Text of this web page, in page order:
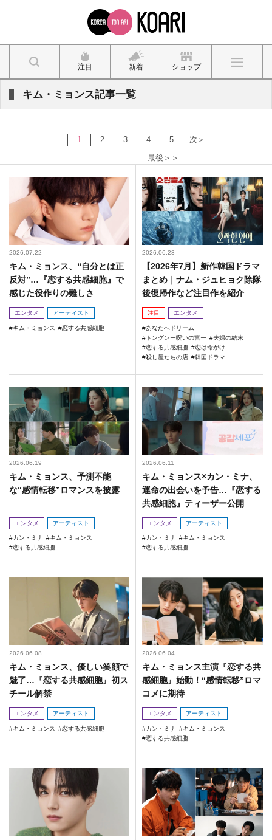
注目 新着 ショップ
キム・ミョンス記事一覧
1 2 3 4 5
次＞
最後＞＞
2026.07.22
キム・ミョンス、“自分とは正
反対”…『恋する共感細胞』で
感じた役作りの難しさ
エンタメ アーティスト
キム・ミョンス 恋する共感細胞
2026.06.23
【2026年7月】新作韓国ドラマ
まとめ｜ナム・ジュヒョク除隊
後復帰作など注目作を紹介
注目 エンタメ
あなたへドリーム
トングンー呪いの宮ー
夫婦の結末
恋する共感細胞
恋は命がけ
殺し屋たちの店
韓国ドラマ
2026.06.19
キム・ミョンス、予測不能
な“感情転移”ロマンスを披露
エンタメ アーティスト
カン・ミナ
キム・ミョンス
恋する共感細胞
2026.06.11
キム・ミョンス×カン・ミナ、
運命の出会いを予告…『恋する
共感細胞』ティーザー公開
エンタメ アーティスト
カン・ミナ
キム・ミョンス
恋する共感細胞
2026.06.08
キム・ミョンス、優しい笑顔で
魅了…『恋する共感細胞』初ス
チール解禁
エンタメ アーティスト
キム・ミョンス 恋する共感細胞
2026.06.04
キム・ミョンス主演『恋する共
感細胞』始動！“感情転移”ロマ
コメに期待
エンタメ アーティスト
カン・ミナ
キム・ミョンス
恋する共感細胞